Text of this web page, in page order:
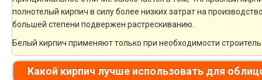
полнотелый кирпич в силу более низких затрат на
большей степени подвержен растрескиванию.
Белый кирпич применяют только при необходимости
Какой кирпич лучше использовать для